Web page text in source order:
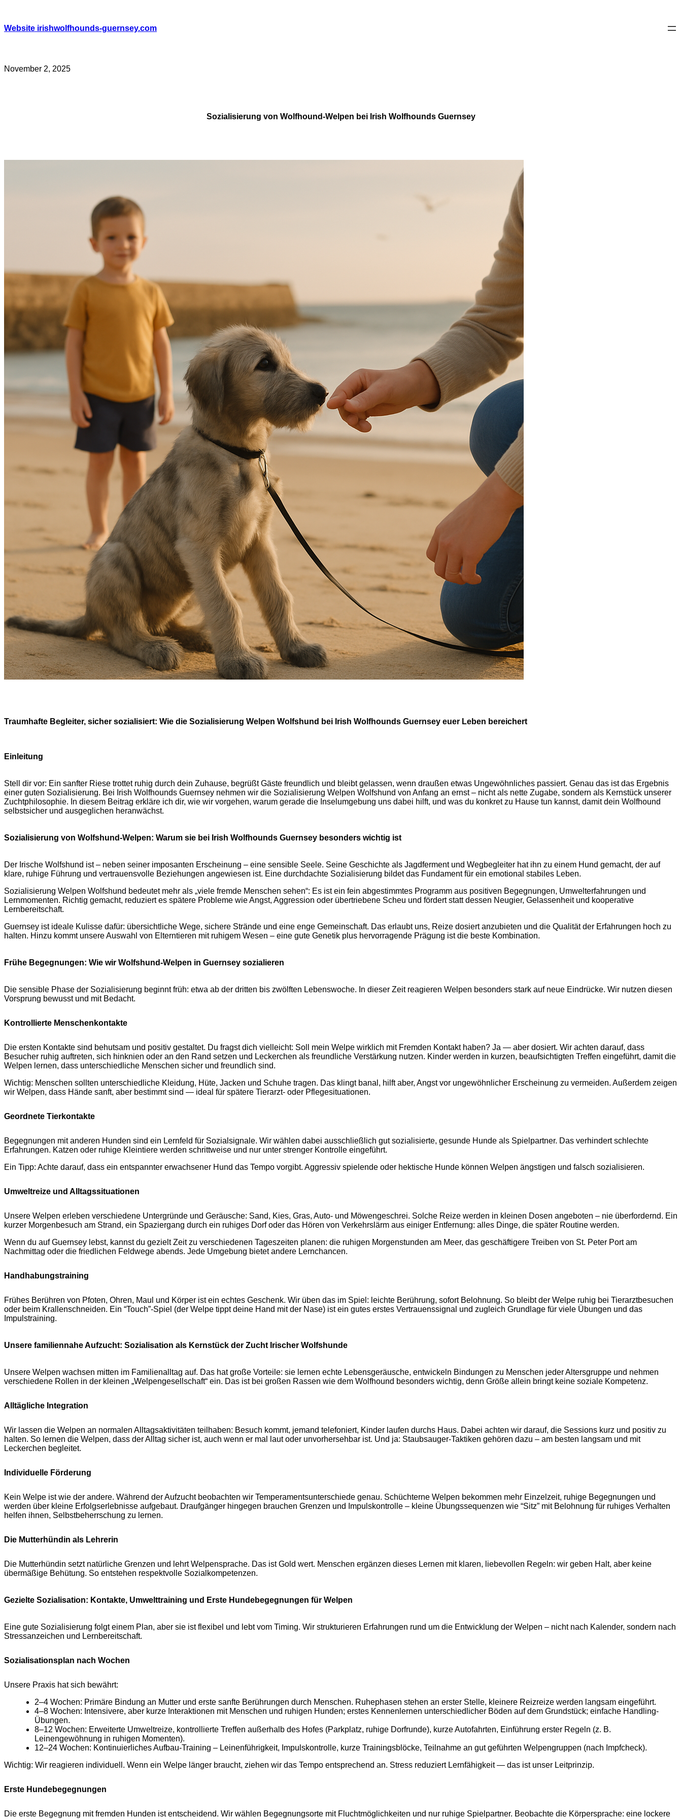
content
Website irishwolfhounds-guernsey.com
November 2, 2025
Sozialisierung von Wolfhound-Welpen bei Irish Wolfhounds Guernsey
Traumhafte Begleiter, sicher sozialisiert: Wie die Sozialisierung Welpen Wolfshund bei Irish Wolfhounds Guernsey euer Leben bereichert
Einleitung
Stell dir vor: Ein sanfter Riese trottet ruhig durch dein Zuhause, begrüßt Gäste freundlich und bleibt gelassen, wenn draußen etwas Ungewöhnliches passiert. Genau das ist das Ergebnis
einer guten Sozialisierung. Bei Irish Wolfhounds Guernsey nehmen wir die Sozialisierung Welpen Wolfshund von Anfang an ernst – nicht als nette Zugabe, sondern als Kernstück unserer
Zuchtphilosophie. In diesem Beitrag erkläre ich dir, wie wir vorgehen, warum gerade die Inselumgebung uns dabei hilft, und was du konkret zu Hause tun kannst, damit dein Wolfhound
selbstsicher und ausgeglichen heranwächst.
Sozialisierung von Wolfshund-Welpen: Warum sie bei Irish Wolfhounds Guernsey besonders wichtig ist
Der Irische Wolfshund ist – neben seiner imposanten Erscheinung – eine sensible Seele. Seine Geschichte als Jagdferment und Wegbegleiter hat ihn zu einem Hund gemacht, der auf
klare, ruhige Führung und vertrauensvolle Beziehungen angewiesen ist. Eine durchdachte Sozialisierung bildet das Fundament für ein emotional stabiles Leben.
Sozialisierung Welpen Wolfshund bedeutet mehr als „viele fremde Menschen sehen“: Es ist ein fein abgestimmtes Programm aus positiven Begegnungen, Umwelterfahrungen und
Lernmomenten. Richtig gemacht, reduziert es spätere Probleme wie Angst, Aggression oder übertriebene Scheu und fördert statt dessen Neugier, Gelassenheit und kooperative
Lernbereitschaft.
Guernsey ist ideale Kulisse dafür: übersichtliche Wege, sichere Strände und eine enge Gemeinschaft. Das erlaubt uns, Reize dosiert anzubieten und die Qualität der Erfahrungen hoch zu
halten. Hinzu kommt unsere Auswahl von Elterntieren mit ruhigem Wesen – eine gute Genetik plus hervorragende Prägung ist die beste Kombination.
Frühe Begegnungen: Wie wir Wolfshund-Welpen in Guernsey sozialieren
Die sensible Phase der Sozialisierung beginnt früh: etwa ab der dritten bis zwölften Lebenswoche. In dieser Zeit reagieren Welpen besonders stark auf neue Eindrücke. Wir nutzen diesen
Vorsprung bewusst und mit Bedacht.
Kontrollierte Menschenkontakte
Die ersten Kontakte sind behutsam und positiv gestaltet. Du fragst dich vielleicht: Soll mein Welpe wirklich mit Fremden Kontakt haben? Ja — aber dosiert. Wir achten darauf, dass
Besucher ruhig auftreten, sich hinknien oder an den Rand setzen und Leckerchen als freundliche Verstärkung nutzen. Kinder werden in kurzen, beaufsichtigten Treffen eingeführt, damit die
Welpen lernen, dass unterschiedliche Menschen sicher und freundlich sind.
Wichtig: Menschen sollten unterschiedliche Kleidung, Hüte, Jacken und Schuhe tragen. Das klingt banal, hilft aber, Angst vor ungewöhnlicher Erscheinung zu vermeiden. Außerdem zeigen
wir Welpen, dass Hände sanft, aber bestimmt sind — ideal für spätere Tierarzt- oder Pflegesituationen.
Geordnete Tierkontakte
Begegnungen mit anderen Hunden sind ein Lernfeld für Sozialsignale. Wir wählen dabei ausschließlich gut sozialisierte, gesunde Hunde als Spielpartner. Das verhindert schlechte
Erfahrungen. Katzen oder ruhige Kleintiere werden schrittweise und nur unter strenger Kontrolle eingeführt.
Ein Tipp: Achte darauf, dass ein entspannter erwachsener Hund das Tempo vorgibt. Aggressiv spielende oder hektische Hunde können Welpen ängstigen und falsch sozialisieren.
Umweltreize und Alltagssituationen
Unsere Welpen erleben verschiedene Untergründe und Geräusche: Sand, Kies, Gras, Auto- und Möwengeschrei. Solche Reize werden in kleinen Dosen angeboten – nie überfordernd. Ein
kurzer Morgenbesuch am Strand, ein Spaziergang durch ein ruhiges Dorf oder das Hören von Verkehrslärm aus einiger Entfernung: alles Dinge, die später Routine werden.
Wenn du auf Guernsey lebst, kannst du gezielt Zeit zu verschiedenen Tageszeiten planen: die ruhigen Morgenstunden am Meer, das geschäftigere Treiben von St. Peter Port am
Nachmittag oder die friedlichen Feldwege abends. Jede Umgebung bietet andere Lernchancen.
Handhabungstraining
Frühes Berühren von Pfoten, Ohren, Maul und Körper ist ein echtes Geschenk. Wir üben das im Spiel: leichte Berührung, sofort Belohnung. So bleibt der Welpe ruhig bei Tierarztbesuchen
oder beim Krallenschneiden. Ein “Touch”-Spiel (der Welpe tippt deine Hand mit der Nase) ist ein gutes erstes Vertrauenssignal und zugleich Grundlage für viele Übungen und das
Impulstraining.
Unsere familiennahe Aufzucht: Sozialisation als Kernstück der Zucht Irischer Wolfshunde
Unsere Welpen wachsen mitten im Familienalltag auf. Das hat große Vorteile: sie lernen echte Lebensgeräusche, entwickeln Bindungen zu Menschen jeder Altersgruppe und nehmen
verschiedene Rollen in der kleinen „Welpengesellschaft“ ein. Das ist bei großen Rassen wie dem Wolfhound besonders wichtig, denn Größe allein bringt keine soziale Kompetenz.
Alltägliche Integration
Wir lassen die Welpen an normalen Alltagsaktivitäten teilhaben: Besuch kommt, jemand telefoniert, Kinder laufen durchs Haus. Dabei achten wir darauf, die Sessions kurz und positiv zu
halten. So lernen die Welpen, dass der Alltag sicher ist, auch wenn er mal laut oder unvorhersehbar ist. Und ja: Staubsauger-Taktiken gehören dazu – am besten langsam und mit
Leckerchen begleitet.
Individuelle Förderung
Kein Welpe ist wie der andere. Während der Aufzucht beobachten wir Temperamentsunterschiede genau. Schüchterne Welpen bekommen mehr Einzelzeit, ruhige Begegnungen und
werden über kleine Erfolgserlebnisse aufgebaut. Draufgänger hingegen brauchen Grenzen und Impulskontrolle – kleine Übungssequenzen wie “Sitz” mit Belohnung für ruhiges Verhalten
helfen ihnen, Selbstbeherrschung zu lernen.
Die Mutterhündin als Lehrerin
Die Mutterhündin setzt natürliche Grenzen und lehrt Welpensprache. Das ist Gold wert. Menschen ergänzen dieses Lernen mit klaren, liebevollen Regeln: wir geben Halt, aber keine
übermäßige Behütung. So entstehen respektvolle Sozialkompetenzen.
Gezielte Sozialisation: Kontakte, Umwelttraining und Erste Hundebegegnungen für Welpen
Eine gute Sozialisierung folgt einem Plan, aber sie ist flexibel und lebt vom Timing. Wir strukturieren Erfahrungen rund um die Entwicklung der Welpen – nicht nach Kalender, sondern nach
Stressanzeichen und Lernbereitschaft.
Sozialisationsplan nach Wochen
Unsere Praxis hat sich bewährt:
2–4 Wochen: Primäre Bindung an Mutter und erste sanfte Berührungen durch Menschen. Ruhephasen stehen an erster Stelle, kleinere Reizreize werden langsam eingeführt.
4–8 Wochen: Intensivere, aber kurze Interaktionen mit Menschen und ruhigen Hunden; erstes Kennenlernen unterschiedlicher Böden auf dem Grundstück; einfache Handling-
Übungen.
8–12 Wochen: Erweiterte Umweltreize, kontrollierte Treffen außerhalb des Hofes (Parkplatz, ruhige Dorfrunde), kurze Autofahrten, Einführung erster Regeln (z. B.
Leinengewöhnung in ruhigen Momenten).
12–24 Wochen: Kontinuierliches Aufbau-Training – Leinenführigkeit, Impulskontrolle, kurze Trainingsblöcke, Teilnahme an gut geführten Welpengruppen (nach Impfcheck).
Wichtig: Wir reagieren individuell. Wenn ein Welpe länger braucht, ziehen wir das Tempo entsprechend an. Stress reduziert Lernfähigkeit — das ist unser Leitprinzip.
Erste Hundebegegnungen
Die erste Begegnung mit fremden Hunden ist entscheidend. Wir wählen Begegnungsorte mit Fluchtmöglichkeiten und nur ruhige Spielpartner. Beobachte die Körpersprache: eine lockere